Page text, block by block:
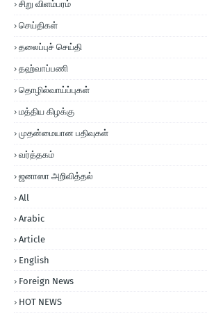
சிறு விளம்பரம்
செய்திகள்
தலைப்புச் செய்தி
தஹ்வாப்பணி
தொழில்வாய்ப்புகள்
மத்திய கிழக்கு
முதன்மையான பதிவுகள்
வர்த்தகம்
ஜனாஸா அறிவித்தல்
All
Arabic
Article
English
Foreign News
HOT NEWS